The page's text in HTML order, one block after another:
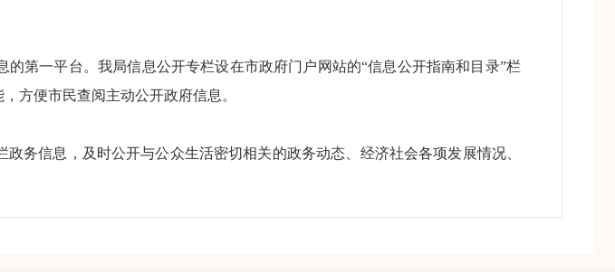
第一平台。我局信息公开专栏设在市政府门户网站的“信息公开指南和目录”栏
方便市民查阅主动公开政府信息。
信息，及时公开与公众生活密切相关的政务动态、经济社会各项发展情况、